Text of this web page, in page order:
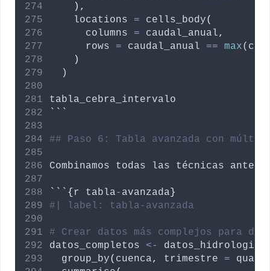
),
locations
= cells_body(
columns
= caudal_anual,
rows
= caudal_anual == max(
)
  )
tabla_cebra_intervalo
```
## Paso 6: Tabla avanzada con
Combinamos todas las técnicas
``` { r tabla- avanzada }
#| label: tabla-avanzada
# Crear datos más complejos para
datos_completos
<-
  group_by
( cuenca, trimestre =